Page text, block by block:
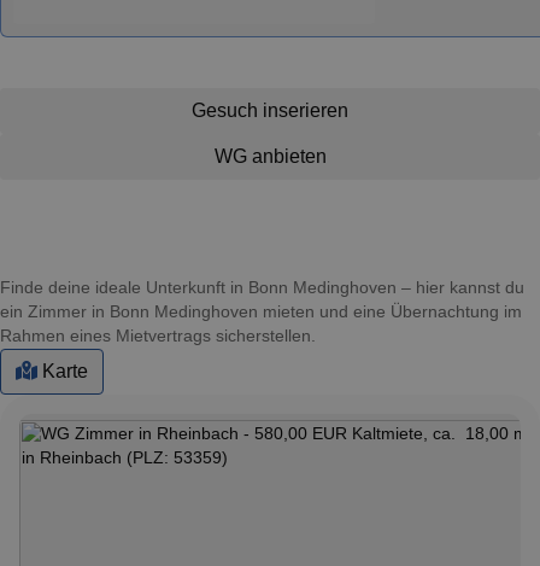
Gesuch inserieren
WG anbieten
Finde deine ideale Unterkunft in Bonn Medinghoven – hier kannst du
ein Zimmer in Bonn Medinghoven mieten und eine Übernachtung im
Rahmen eines Mietvertrags sicherstellen.
Karte